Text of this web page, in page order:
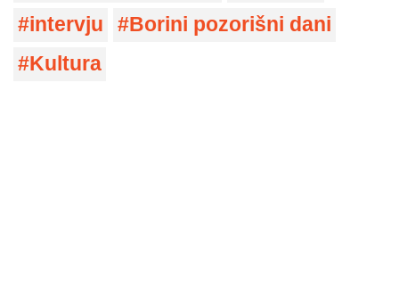
intervju
Borini pozorišni dani
Kultura